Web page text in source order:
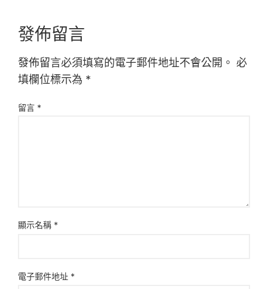
發佈留言
發佈留言必須填寫的電子郵件地址不會公開。 必
填欄位標示為 *
留言 *
顯示名稱 *
電子郵件地址 *